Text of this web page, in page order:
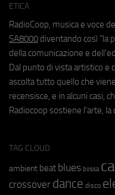
ETICA
RadioCoop, musica e voce
SA8000 diventando così "la
della comunicazione e
Dal punto di vista artistico e
ascolta tutto quello che
recensisce, e in alcuni casi,
Radiocoop sostiene l'arte,
TAG CLOUD
ambient beat blues bossa
crossover dance disco